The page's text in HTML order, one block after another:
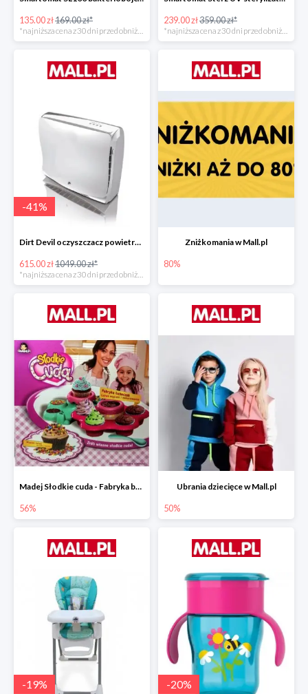
135.00 zł169.00 zł* 239.00 zł359.00 zł*
-41%
Dirt Devil oczyszczacz powietrza Pureza 350 -41%
615.00 zł1049.00 zł*
*najniższa cena z 30 dni przed obniżką
Zniżkomania w Mall.pl
80%
Madej Słodkie cuda - Fabryka babeczek
56%
Ubrania dziecięce w Mall.pl
50%
-19% -20%